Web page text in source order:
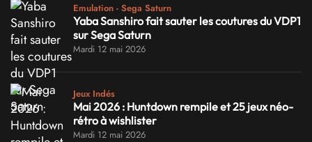
Emulation - Sega Saturn
Yaba Sanshiro fait sauter les coutures du VDP1
sur Sega Saturn
Mardi 12 mai 2026
Jeux Indés
Mai 2026 : Huntdown rempile et 25 jeux néo-
rétro à wishlister
Mardi 12 mai 2026